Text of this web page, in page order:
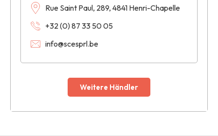
Rue Saint Paul, 289, 4841 Henri-Chapelle
+32 (0) 87 33 50 05
info@scesprl.be
Weitere Händler